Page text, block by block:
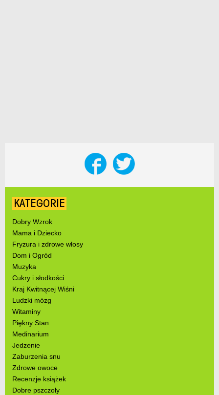
KATEGORIE
Dobry Wzrok
Mama i Dziecko
Fryzura i zdrowe włosy
Dom i Ogród
Muzyka
Cukry i słodkości
Kraj Kwitnącej Wiśni
Ludzki mózg
Witaminy
Piękny Stan
Medinarium
Jedzenie
Zaburzenia snu
Zdrowe owoce
Recenzje książek
Dobre pszczoły